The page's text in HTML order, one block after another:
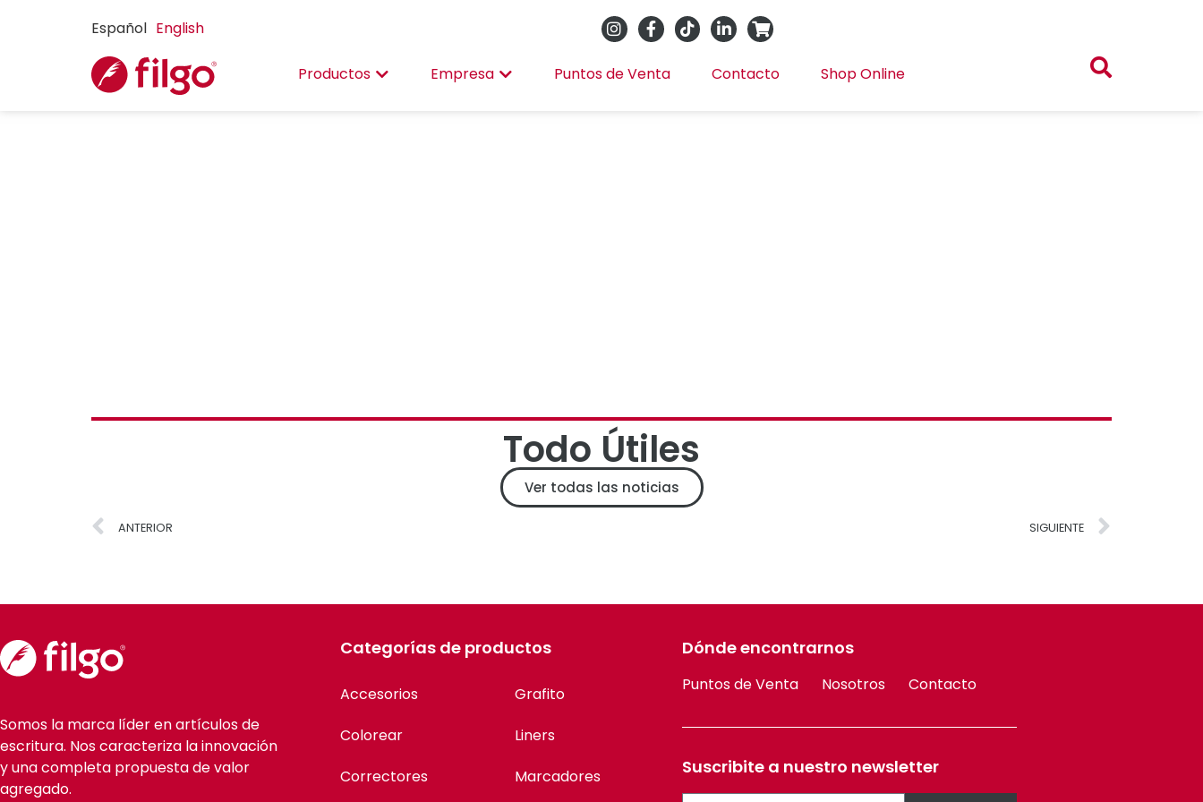
Español English
Productos Empresa Puntos de Venta Contacto Shop Online
Todo Útiles
Ver todas las noticias
ANTERIOR SIGUIENTE
Somos la marca líder en artículos de
escritura. Nos caracteriza la innovación
y una completa propuesta de valor
agregado.
Categorías de productos
Accesorios
Colorear
Correctores
Grafito
Liners
Marcadores
Dónde encontrarnos
Puntos de Venta Nosotros Contacto
Suscribite a nuestro newsletter